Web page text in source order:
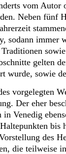
vom
Neben fünf
sodann immer
gelten
wurde, sowie
vorgelegten
Der eher
in Venedig
des
die teilweise